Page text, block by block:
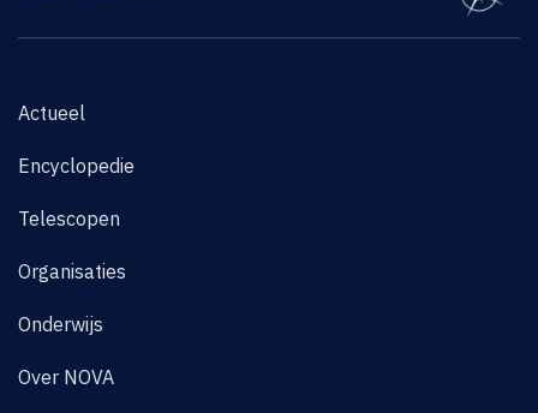
Actueel
Encyclopedie
Telescopen
Organisaties
Onderwijs
Over NOVA